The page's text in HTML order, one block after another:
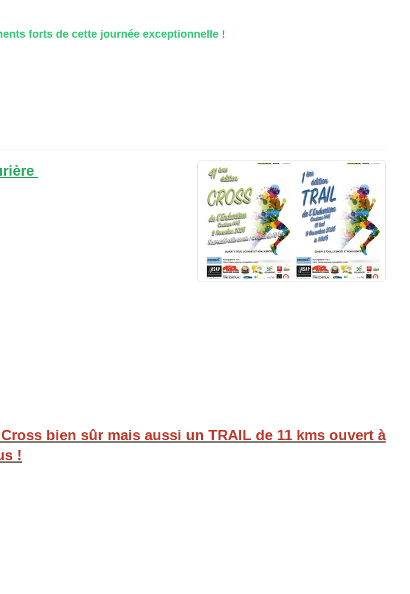
forts de cette journée exceptionnelle !
bien sûr mais aussi un TRAIL de 11 kms ouvert à
!